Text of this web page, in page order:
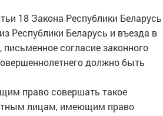
18 Закона Республики Беларусь
Республики Беларусь и въезда в
согласие законного
должно быть
право совершать такое
лицам, имеющим право